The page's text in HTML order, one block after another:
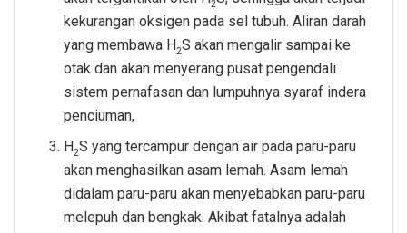
2
kekurangan oksigen pada sel tubuh. Aliran darah
yang membawa H2S akan mengalir sampai ke
otak dan akan menyerang pusat pengendali
sistem pernafasan dan lumpuhnya syaraf indera
penciuman,
H2S yang tercampur dengan air pada paru-paru
akan menghasilkan asam lemah. Asam lemah
didalam paru-paru akan menyebabkan paru-paru
melepuh dan bengkak. Akibat fatalnya adalah